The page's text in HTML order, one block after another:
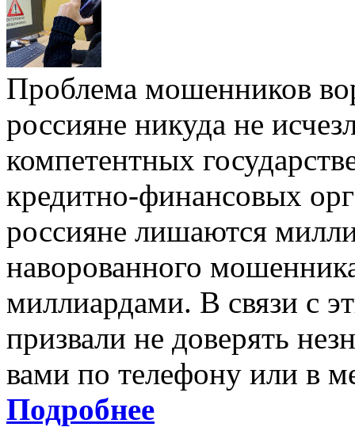
Проблема мошенников
россияне никуда не
компетентных
кредитно-финансовых
россияне лишаются
наворованного
миллиардами. В связи с
призвали не доверять
вами по телефону или в
Подробнее